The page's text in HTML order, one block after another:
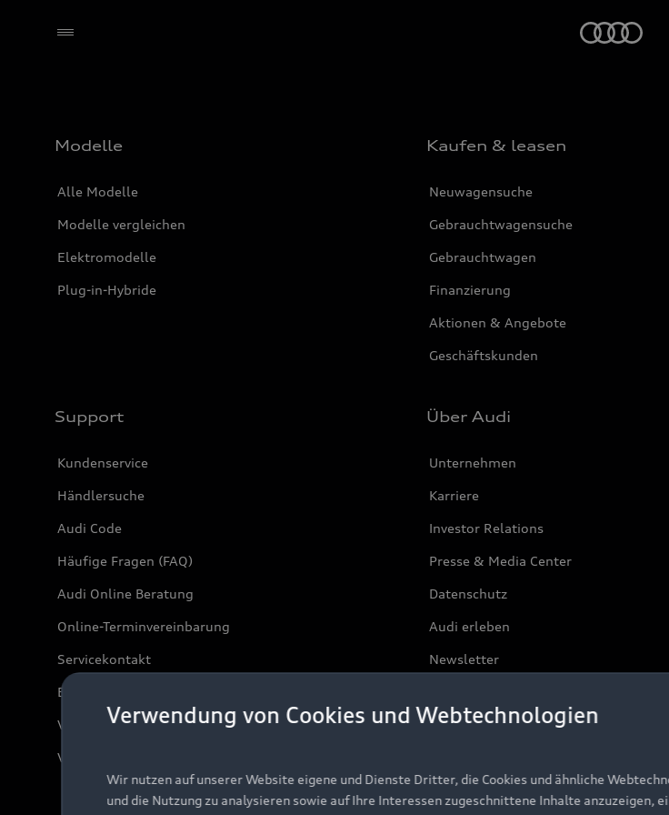
Modelle
Alle Modelle
Modelle vergleichen
Elektromodelle
Plug-in-Hybride
Kaufen & leasen
Neuwagensuche
Gebrauchtwagensuche
Gebrauchtwagen
Finanzierung
Aktionen & Angebote
Geschäftskunden
Support
Kundenservice
Händlersuche
Audi Code
Häufige Fragen (FAQ)
Audi Online Beratung
Online-Terminvereinbarung
Servicekontakt
Bordbuch & Bedienungsanleitungen
Verträge kündigen
Vertrag widerrufen
Über Audi
Unternehmen
Karriere
Investor Relations
Presse & Media Center
Datenschutz
Audi erleben
Newsletter
Verwendung von Cookies und Webtechnologien
Wir nutzen auf unserer Website eigene und Dienste Dritter, die Cookies und ähnliche
und die Nutzung zu analysieren sowie auf Ihre Interessen zugeschnittene Inhalte